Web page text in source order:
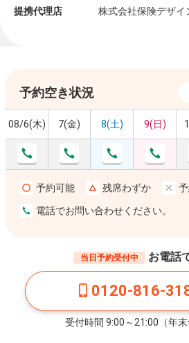
提携代理店 株式会社保険デザイ
予約空き状況
08/6(木) 7(金) 8(土) 9(日)
予約可能 残席わずか
電話でお問い合わせください。
当日予約受付中 お電話
0120-816-
受付時間 9:00～21:00（年末